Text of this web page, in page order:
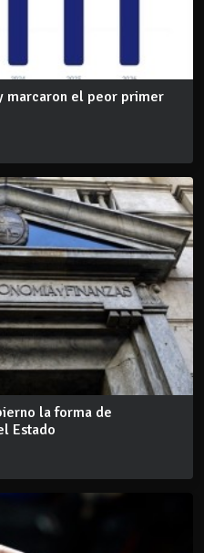
marcaron el peor primer
la forma de
Estado